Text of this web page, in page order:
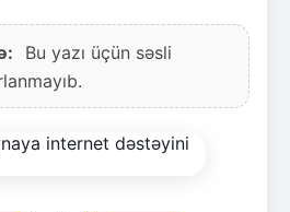
Bu yazı üçün səsli